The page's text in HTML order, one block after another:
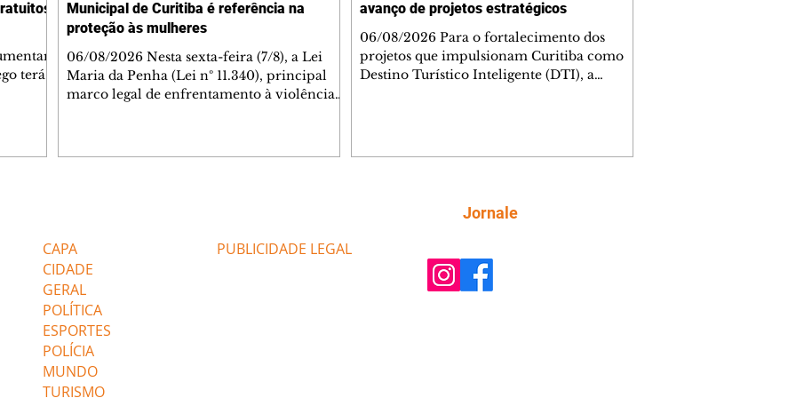
terá
Municipal de Curitiba é referência na
proteção às mulheres
06/08/2026 Nesta sexta-feira (7/8), a Lei
Maria da Penha (Lei nº 11.340), principal
marco legal de enfrentamento à violência
mulheres. Em Curitiba, a aplicação desses
instrumentos ganhou reforço com a
avanço de projetos estratégicos
06/08/2026 Para o fortalecimento dos
projetos que impulsionam Curitiba como
Destino Turístico Inteligente (DTI), a
grupos de trabalho e alinhar as próximas
etapas da estratégia do destino. Para a
CAPA
CIDADE
GERAL
POLÍTICA
ESPORTES
POLÍCIA
MUNDO
TURISMO
PUBLICIDADE LEGAL
Jornale